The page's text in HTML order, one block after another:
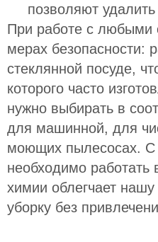
позволяют
При работе с любыми
мерах безопасности:
стеклянной посуде,
которого часто
нужно выбирать в
для машинной, для
моющих пылесосах. С
необходимо работать
химии облегчает
уборку без